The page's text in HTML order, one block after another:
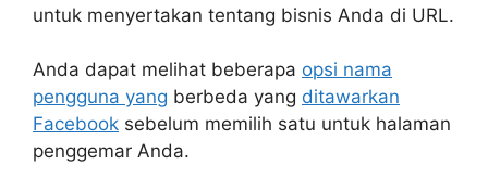
untuk menyertakan tentang bisnis Anda di URL.
Anda dapat melihat beberapa opsi nama
pengguna yang berbeda yang ditawarkan
Facebook sebelum memilih satu untuk halaman
penggemar Anda.